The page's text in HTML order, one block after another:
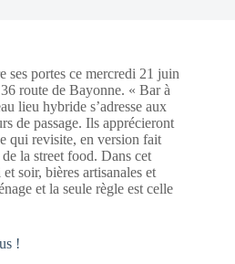
portes ce mercredi 21 juin
route de Bayonne. « Bar à
lieu hybride s’adresse aux
de passage. Ils apprécieront
qui revisite, en version fait
la street food. Dans cet
soir, bières artisanales et
et la seule règle est celle
!